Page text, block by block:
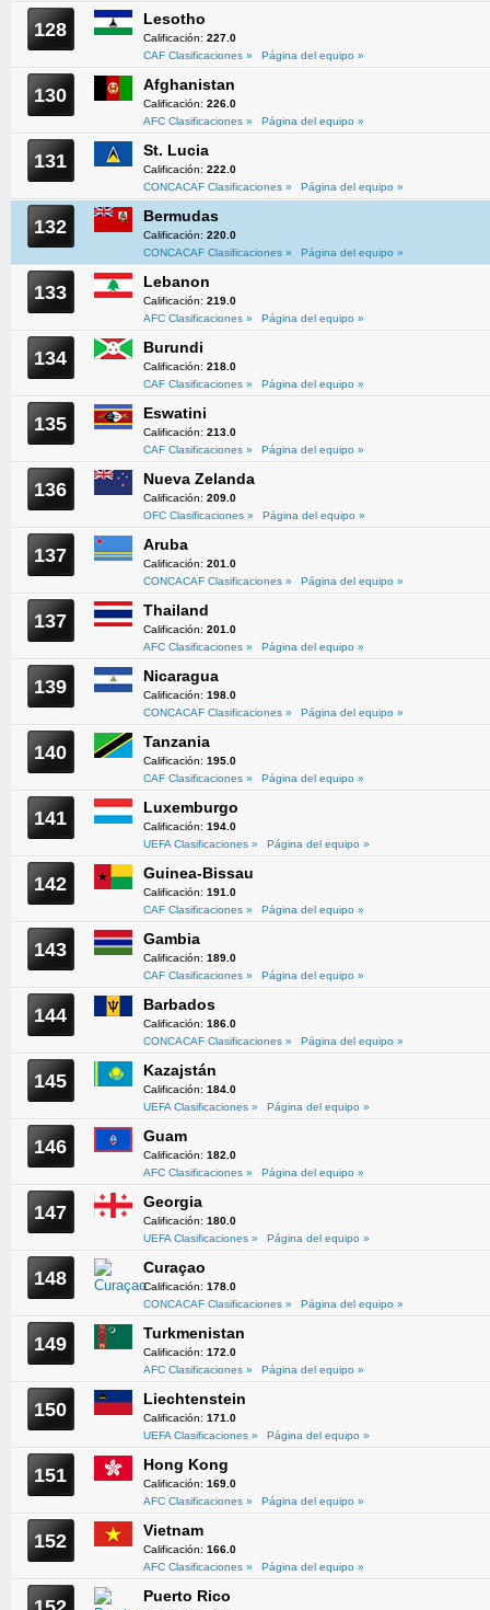
128 Lesotho
Calificación: 227.0
CAF Clasificaciones »
Página del equipo »
130 Afghanistan
Calificación: 226.0
AFC Clasificaciones »
Página del equipo »
131 St. Lucia
Calificación: 222.0
CONCACAF Clasificaciones »
Página del equipo »
132 Bermudas
Calificación: 220.0
CONCACAF Clasificaciones »
Página del equipo »
133 Lebanon
Calificación: 219.0
AFC Clasificaciones »
Página del equipo »
134 Burundi
Calificación: 218.0
CAF Clasificaciones »
Página del equipo »
135 Eswatini
Calificación: 213.0
CAF Clasificaciones »
Página del equipo »
136 Nueva Zelanda
Calificación: 209.0
OFC Clasificaciones »
Página del equipo »
137 Aruba
Calificación: 201.0
CONCACAF Clasificaciones »
Página del equipo »
137 Thailand
Calificación: 201.0
AFC Clasificaciones »
Página del equipo »
139 Nicaragua
Calificación: 198.0
CONCACAF Clasificaciones »
Página del equipo »
140 Tanzania
Calificación: 195.0
CAF Clasificaciones »
Página del equipo »
141 Luxemburgo
Calificación: 194.0
UEFA Clasificaciones »
Página del equipo »
142 Guinea-Bissau
Calificación: 191.0
CAF Clasificaciones »
Página del equipo »
143 Gambia
Calificación: 189.0
CAF Clasificaciones »
Página del equipo »
144 Barbados
Calificación: 186.0
CONCACAF Clasificaciones »
Página del equipo »
145 Kazajstán
Calificación: 184.0
UEFA Clasificaciones »
Página del equipo »
146 Guam
Calificación: 182.0
AFC Clasificaciones »
Página del equipo »
147 Georgia
Calificación: 180.0
UEFA Clasificaciones »
Página del equipo »
148 Curaçao
Calificación: 178.0
CONCACAF Clasificaciones »
Página del equipo »
149 Turkmenistan
Calificación: 172.0
AFC Clasificaciones »
Página del equipo »
150 Liechtenstein
Calificación: 171.0
UEFA Clasificaciones »
Página del equipo »
151 Hong Kong
Calificación: 169.0
AFC Clasificaciones »
Página del equipo »
152 Vietnam
Calificación: 166.0
AFC Clasificaciones »
Página del equipo »
Puerto Rico